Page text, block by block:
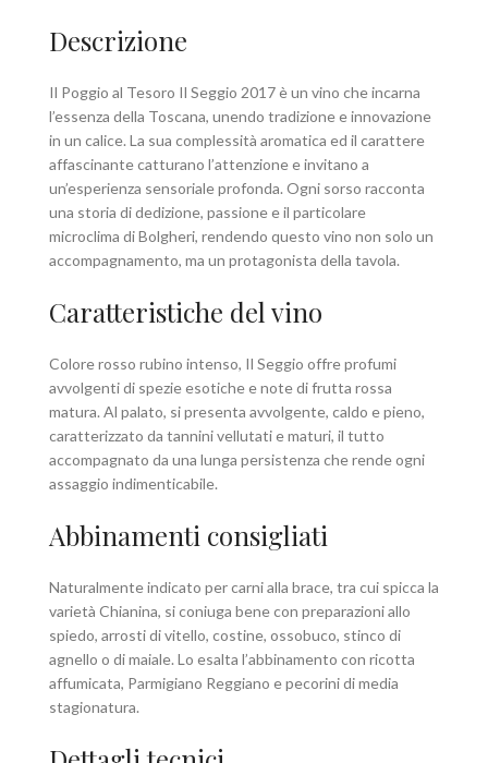
Descrizione
Il Poggio al Tesoro Il Seggio 2017 è un vino che incarna
l’essenza della Toscana, unendo tradizione e innovazione
in un calice. La sua complessità aromatica ed il carattere
affascinante catturano l’attenzione e invitano a
un’esperienza sensoriale profonda. Ogni sorso racconta
una storia di dedizione, passione e il particolare
microclima di Bolgheri, rendendo questo vino non solo un
accompagnamento, ma un protagonista della tavola.
Caratteristiche del vino
Colore rosso rubino intenso, Il Seggio offre profumi
avvolgenti di spezie esotiche e note di frutta rossa
matura. Al palato, si presenta avvolgente, caldo e pieno,
caratterizzato da tannini vellutati e maturi, il tutto
accompagnato da una lunga persistenza che rende ogni
assaggio indimenticabile.
Abbinamenti consigliati
Naturalmente indicato per carni alla brace, tra cui spicca la
varietà Chianina, si coniuga bene con preparazioni allo
spiedo, arrosti di vitello, costine, ossobuco, stinco di
agnello o di maiale. Lo esalta l’abbinamento con ricotta
affumicata, Parmigiano Reggiano e pecorini di media
stagionatura.